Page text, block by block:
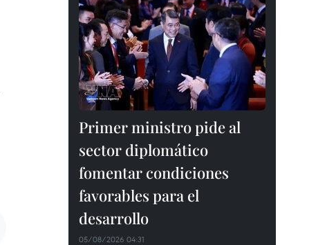
Primer ministro pide al
sector diplomático
fomentar condiciones
favorables para el
desarrollo
05/08/2026 04:31